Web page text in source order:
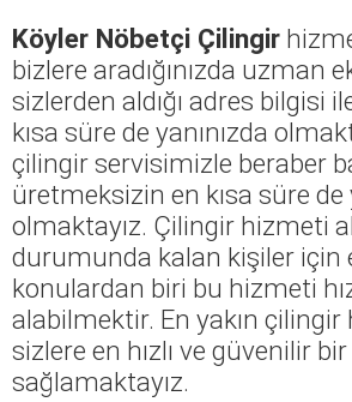
Köyler Nöbetçi Çilingir
bizlere aradığınızda uzman
sizlerden aldığı adres bilgisi
kısa süre de yanınızda
çilingir servisimizle beraber
üretmeksizin en kısa süre de
olmaktayız. Çilingir hizmeti
durumunda kalan kişiler için
konulardan biri bu hizmeti
alabilmektir. En yakın
sizlere en hızlı ve güvenilir
sağlamaktayız.